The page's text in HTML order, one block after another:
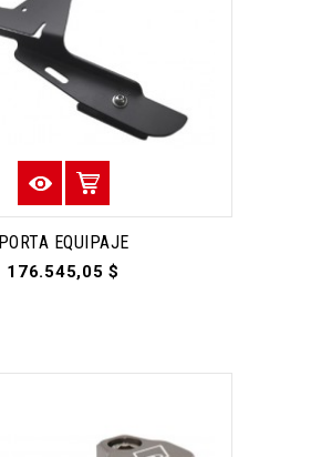
PORTA EQUIPAJE
176.545,05 $